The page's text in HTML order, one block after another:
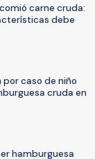
carne cruda:
debe
caso de niño
cruda en
hamburguesa